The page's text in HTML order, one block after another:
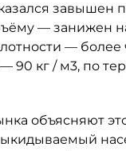
завышен
— занижен
— более
90 кг / м3, по
объясняют